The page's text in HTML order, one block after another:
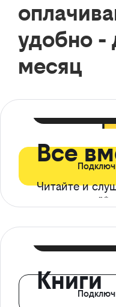
удобно -
месяц
Все
Читайте и
ограничений*
Книги